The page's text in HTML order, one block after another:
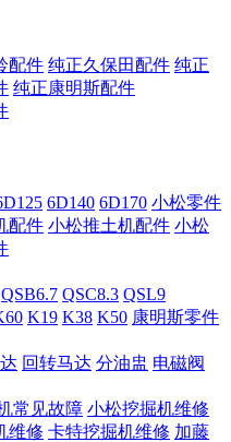
配件 纯正久保田配件 纯正
纯正康明斯配件
6D140 6D170 小松零件
配件 小松推土机配件 小松
QSB6.7 QSC8.3 QSL9
K19 K38 K50 康明斯零件
回转马达 分油盅 电磁阀
常见故障 小松挖掘机维修
维修 卡特挖掘机维修 加藤